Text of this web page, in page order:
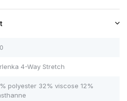
4-Way Stretch
polyester 32% viscose 12%